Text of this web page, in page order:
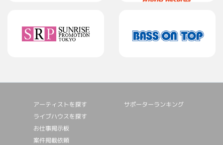
アーティストを探す
ライブハウスを探す
お仕事掲⽰板
案件掲載依頼
サポーターランキング